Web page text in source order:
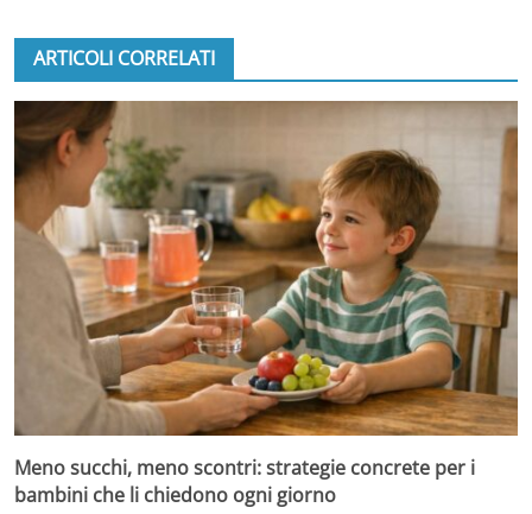
ARTICOLI CORRELATI
Meno succhi, meno scontri: strategie concrete per i
bambini che li chiedono ogni giorno